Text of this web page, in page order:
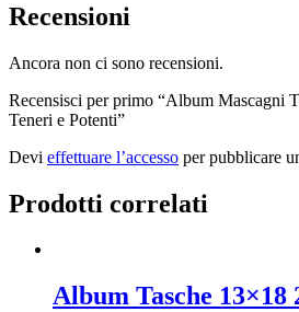
Recensioni
Ancora non ci sono recensioni.
Recensisci per primo “Album Mascagni
Teneri e Potenti”
Devi effettuare l’accesso per pubblicare
Prodotti correlati
Album Tasche 13×18